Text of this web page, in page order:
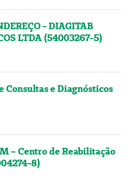
- DIAGITAB
LTDA (54003267-5)
e Diagnósticos
– Centro de Reabilitação
8)